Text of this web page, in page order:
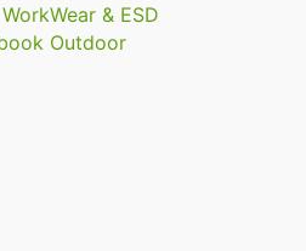
& ESD
Outdoor